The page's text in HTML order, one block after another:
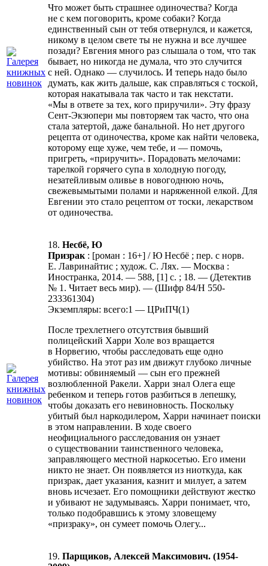
Что может быть страшнее одиночества? Когда
не с кем поговорить, кроме собаки? Когда
единственный сын от тебя отвернулся, и кажется,
никому в целом свете ты не нужна и все лучшее
позади? Евгения много раз слышала о том, что так
бывает, но никогда не думала, что это случится
с ней. Однако — случилось. И теперь надо было
думать, как жить дальше, как справляться с тоской,
которая накатывала так часто и так некстати.
«Мы в ответе за тех, кого приручили». Эту фразу
Сент-Экзюпери мы повторяем так часто, что она
стала затертой, даже банальной. Но нет другого
рецепта от одиночества, кроме как найти человека,
которому еще хуже, чем тебе, и — помочь,
пригреть, «приручить». Порадовать мелочами:
тарелкой горячего супа в холодную погоду,
незатейливым оливье в новогоднюю ночь,
свежевымытыми полами и наряженной елкой. Для
Евгении это стало рецептом от тоски, лекарством
от одиночества.
18. Несбё, Ю
Призрак : [роман : 16+] / Ю Несбё ; пер. с норв.
Е. Лавринайтис ; худож. С. Лях. — Москва :
Иностранка, 2014. — 588, [1] с. ; 18. — (Детектив
№ 1. Читает весь мир). — (Шифр 84/Н 550-
233361304)
Экземпляры: всего:1 — ЦРиПЧ(1)
После трехлетнего отсутствия бывший
полицейский Харри Холе воз вращается
в Норвегию, чтобы расследовать еще одно
убийство. На этот раз им движут глубоко личные
мотивы: обвиняемый — сын его прежней
возлюбленной Ракели. Харри знал Олега еще
ребенком и теперь готов разбиться в лепешку,
чтобы доказать его невиновность. Поскольку
убитый был наркодилером, Харри начинает поиски
в этом направлении. В ходе своего
неофициального расследования он узнает
о существовании таинственного человека,
заправляющего местной наркосетью. Его имени
никто не знает. Он появляется из ниоткуда, как
призрак, дает указания, казнит и милует, а затем
вновь исчезает. Его помощники действуют жестко
и убивают не задумываясь. Харри понимает, что,
только подобравшись к этому зловещему
«призраку», он сумеет помочь Олегу...
19. Парщиков, Алексей Максимович. (1954-